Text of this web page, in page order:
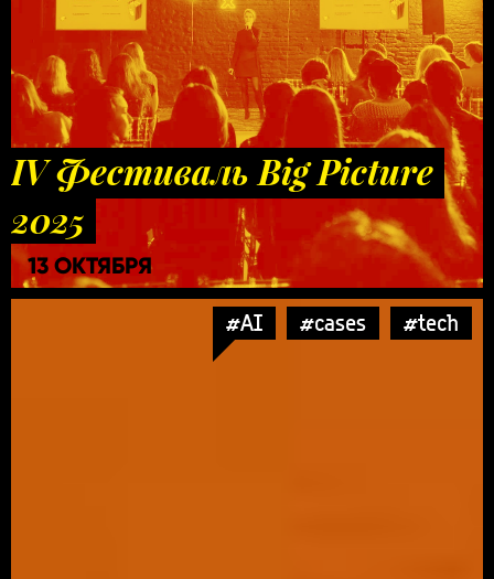
IV Фестиваль Big Picture
2025
13 ОКТЯБРЯ
#AI #cases #tech